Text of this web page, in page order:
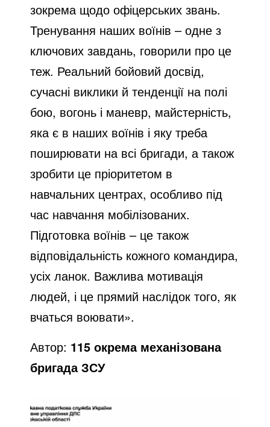
зокрема щодо офіцерських звань.
Тренування наших воїнів – одне з
ключових завдань, говорили про це
теж. Реальний бойовий досвід,
сучасні виклики й тенденції на полі
бою, вогонь і маневр, майстерність,
яка є в наших воїнів і яку треба
поширювати на всі бригади, а також
зробити це пріоритетом в
навчальних центрах, особливо під
час навчання мобілізованих.
Підготовка воїнів – це також
відповідальність кожного командира,
усіх ланок. Важлива мотивація
людей, і це прямий наслідок того, як
вчаться воювати».
Автор: 115 окрема механізована
бригада ЗСУ